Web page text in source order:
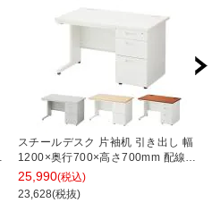
スチールデスク 片袖机 引き出し 幅
1200×奥行700×高さ700mm 配線穴
事務机 ビジネスデスク
25,990(税込)
23,628(税抜)